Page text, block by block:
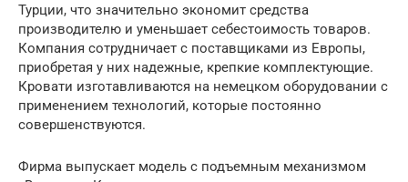
Турции, что значительно экономит средства
производителю и уменьшает себестоимость товаров.
Компания сотрудничает с поставщиками из Европы,
приобретая у них надежные, крепкие комплектующие.
Кровати изготавливаются на немецком оборудовании с
применением технологий, которые постоянно
совершенствуются.
Фирма выпускает модель с подъемным механизмом